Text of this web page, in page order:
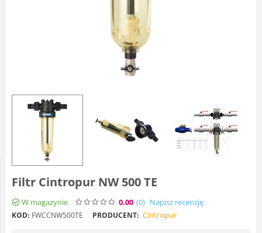
Filtr Cintropur NW 500 TE
W magazynie 0.00 (0) Napisz recenzję
KOD: FWCCNW500TE PRODUCENT: Cintropur